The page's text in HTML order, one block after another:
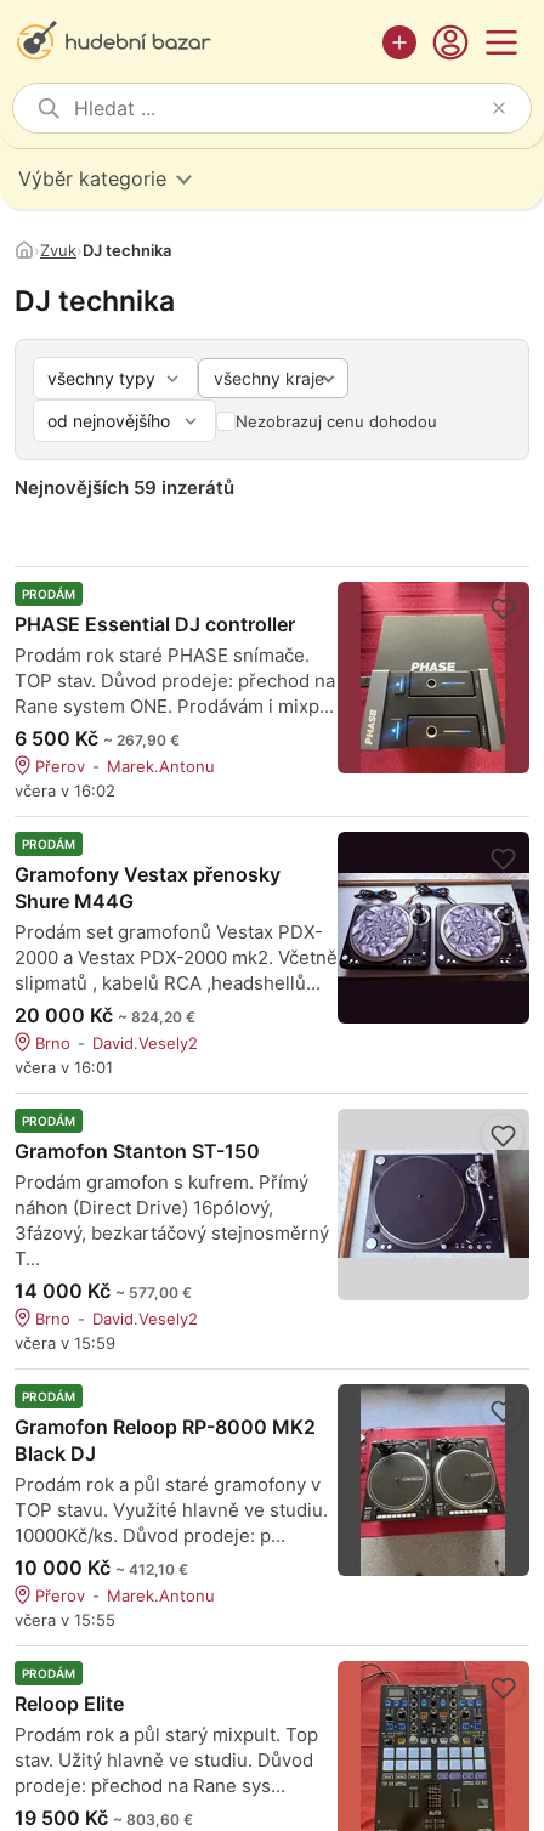
Výběr kategorie
›Zvuk›DJ technika
DJ technika
všechny kraje
Nezobrazuj cenu dohodou
Nejnovějších 59 inzerátů
PRODÁM
PHASE Essential DJ controller
Prodám rok staré PHASE snímače.
TOP stav. Důvod prodeje: přechod na
Rane system ONE. Prodávám i mixp...
6 500 Kč ~ 267,90 €
Přerov
Marek.Antonu
včera v 16:02
PRODÁM
Gramofony Vestax přenosky
Shure M44G
Prodám set gramofonů Vestax PDX-
2000 a Vestax PDX-2000 mk2. Včetně
slipmatů , kabelů RCA ,headshellů...
20 000 Kč ~ 824,20 €
Brno
David.Vesely2
včera v 16:01
PRODÁM
Gramofon Stanton ST-150
Prodám gramofon s kufrem. Přímý
náhon (Direct Drive) 16pólový,
3fázový, bezkartáčový stejnosměrný
T...
14 000 Kč ~ 577,00 €
Brno
David.Vesely2
včera v 15:59
PRODÁM
Gramofon Reloop RP-8000 MK2
Black DJ
Prodám rok a půl staré gramofony v
TOP stavu. Využité hlavně ve studiu.
10000Kč/ks. Důvod prodeje: p...
10 000 Kč ~ 412,10 €
Přerov
Marek.Antonu
včera v 15:55
PRODÁM
Reloop Elite
Prodám rok a půl starý mixpult. Top
stav. Užitý hlavně ve studiu. Důvod
prodeje: přechod na Rane sys...
19 500 Kč ~ 803,60 €